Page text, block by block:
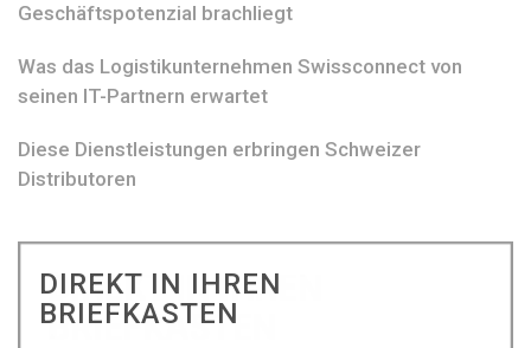
Geschäftspotenzial brachliegt
Was das Logistikunternehmen Swissconnect von
seinen IT-Partnern erwartet
Diese Dienstleistungen erbringen Schweizer
Distributoren
DIREKT IN IHREN
BRIEFKASTEN